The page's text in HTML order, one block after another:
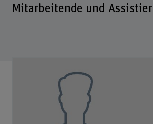
Mitarbeitende und